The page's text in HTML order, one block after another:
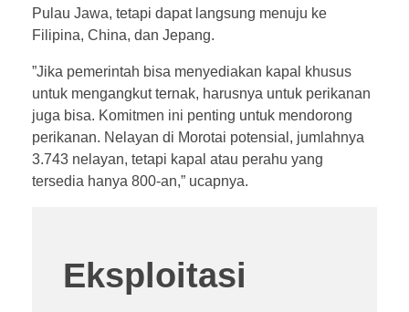
Pulau Jawa, tetapi dapat langsung menuju ke
Filipina, China, dan Jepang.
”Jika pemerintah bisa menyediakan kapal khusus
untuk mengangkut ternak, harusnya untuk perikanan
juga bisa. Komitmen ini penting untuk mendorong
perikanan. Nelayan di Morotai potensial, jumlahnya
3.743 nelayan, tetapi kapal atau perahu yang
tersedia hanya 800-an,” ucapnya.
Eksploitasi